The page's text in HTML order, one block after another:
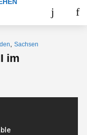
Sachsen
im